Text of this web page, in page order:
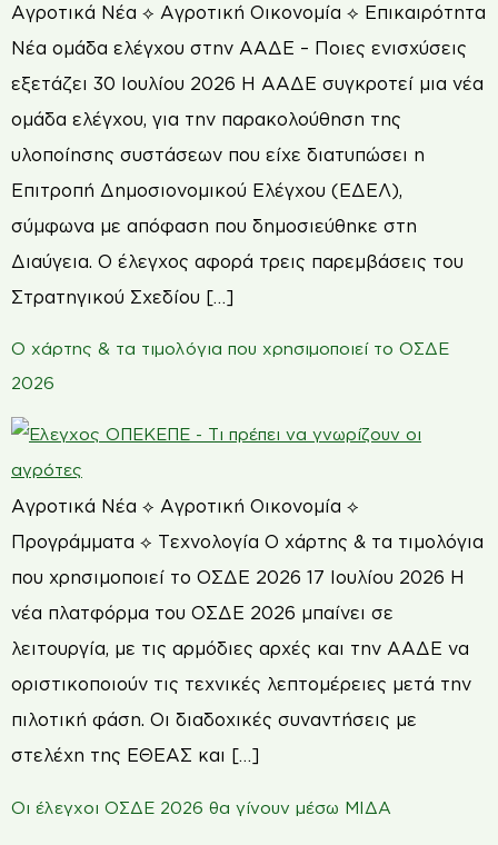
Αγροτικά Νέα ⟡ Αγροτική Οικονομία ⟡ Επικαιρότητα
Νέα ομάδα ελέγχου στην ΑΑΔΕ – Ποιες ενισχύσεις
εξετάζει 30 Ιουλίου 2026 Η ΑΑΔΕ συγκροτεί μια νέα
ομάδα ελέγχου, για την παρακολούθηση της
υλοποίησης συστάσεων που είχε διατυπώσει η
Επιτροπή Δημοσιονομικού Ελέγχου (ΕΔΕΛ),
σύμφωνα με απόφαση που δημοσιεύθηκε στη
Διαύγεια. Ο έλεγχος αφορά τρεις παρεμβάσεις του
Στρατηγικού Σχεδίου […]
Ο χάρτης & τα τιμολόγια που χρησιμοποιεί το ΟΣΔΕ
2026
Αγροτικά Νέα ⟡ Αγροτική Οικονομία ⟡
Προγράμματα ⟡ Τεχνολογία Ο χάρτης & τα τιμολόγια
που χρησιμοποιεί το ΟΣΔΕ 2026 17 Ιουλίου 2026 Η
νέα πλατφόρμα του ΟΣΔΕ 2026 μπαίνει σε
λειτουργία, με τις αρμόδιες αρχές και την ΑΑΔΕ να
οριστικοποιούν τις τεχνικές λεπτομέρειες μετά την
πιλοτική φάση. Οι διαδοχικές συναντήσεις με
στελέχη της ΕΘΕΑΣ και […]
Οι έλεγχοι ΟΣΔΕ 2026 θα γίνουν μέσω ΜΙΔΑ